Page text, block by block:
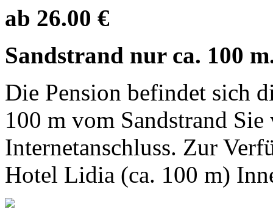
ab 26.00 €
Sandstrand nur ca. 100
Die Pension befindet sich
100 m vom Sandstrand
Internetanschluss. Zur
Hotel Lidia (ca. 100 m)